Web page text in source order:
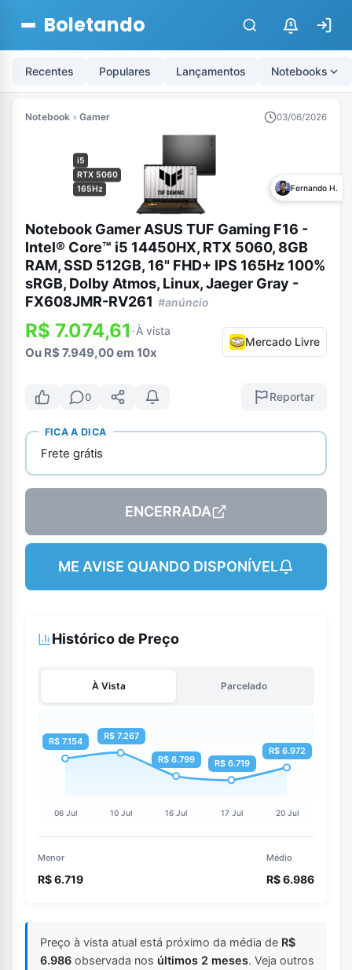
Boletando $
Recentes Populares Lançamentos Notebooks
Notebook » Gamer 03/06/2026
i5
RTX 5060
165Hz
Fernando H.
Notebook Gamer ASUS TUF Gaming F16 -
Intel® Core™ i5 14450HX, RTX 5060, 8GB
RAM, SSD 512GB, 16" FHD+ IPS 165Hz 100%
sRGB, Dolby Atmos, Linux, Jaeger Gray -
FX608JMR-RV261 #anúncio
R$ 7.074,61 -À vista
Ou R$ 7.949,00 em 10x
Mercado Livre
0 Reportar
FICA A DICA
Frete grátis
ENCERRADA
ME AVISE QUANDO DISPONÍVEL
Histórico de Preço
À Vista Parcelado
Menor
R$ 6.719
Médio
R$ 6.986
Preço à vista atual está próximo da média de R$
6.986 observada nos últimos 2 meses. Veja outros